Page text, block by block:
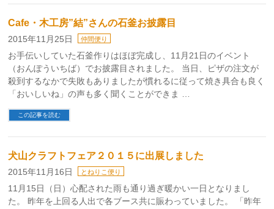
Cafe・木工房”結”さんの石釜お披露目
2015年11月25日 仲間便り
お手伝いしていた石釜作りはほぼ完成し、11月21日のイベント
（おんぽういちば）でお披露目されました。 当日、ピザの注文が
殺到するなかで失敗もありましたが慣れるに従って焼き具合も良く
「おいしいね」の声も多く聞くことができま …
この記事を読む
犬山クラフトフェア２０１５に出展しました
2015年11月16日 とねりこ便り
11月15日（日）心配された雨も通り過ぎ暖かい一日となりまし
た。 昨年を上回る人出で各ブース共に賑わっていました。 「昨年